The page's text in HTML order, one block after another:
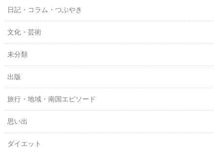
日記・コラム・つぶやき
文化・芸術
未分類
出版
旅行・地域・南国エピソード
思い出
ダイエット